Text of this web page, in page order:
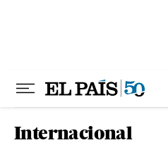
Internacional